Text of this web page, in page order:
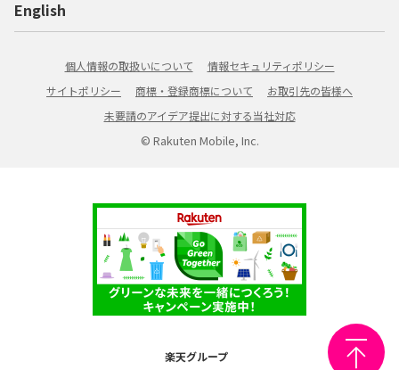
English
個人情報の取扱いについて
情報セキュリティポリシー
サイトポリシー
商標・登録商標について
お取引先の皆様へ
未要請のアイデア提出に対する当社対応
© Rakuten Mobile, Inc.
楽天グループ